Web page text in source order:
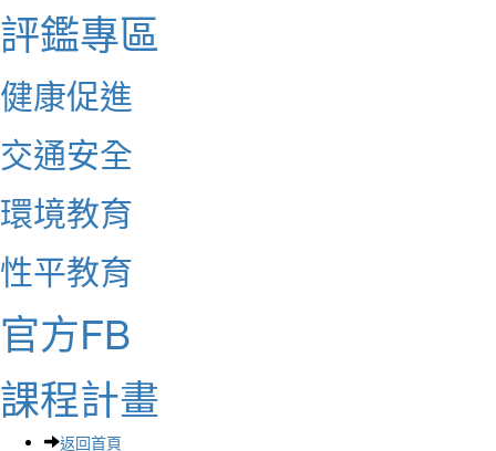
評鑑專區
健康促進
交通安全
環境教育
性平教育
官方FB
課程計畫
返回首頁